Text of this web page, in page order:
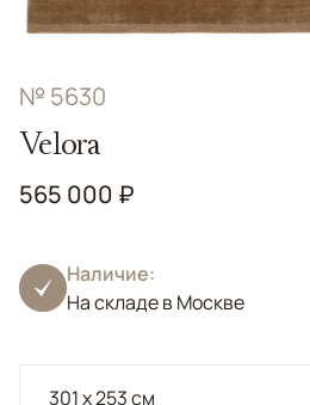
№ 5630
Velora
565 000 ₽
Наличие:
На складе в Москве
301 x 253 см